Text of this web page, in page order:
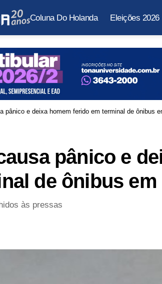
Coluna Do Holanda Eleições 2026
pânico e deixa homem ferido em terminal de ônibus
pânico e
de ônibus em
às pressas